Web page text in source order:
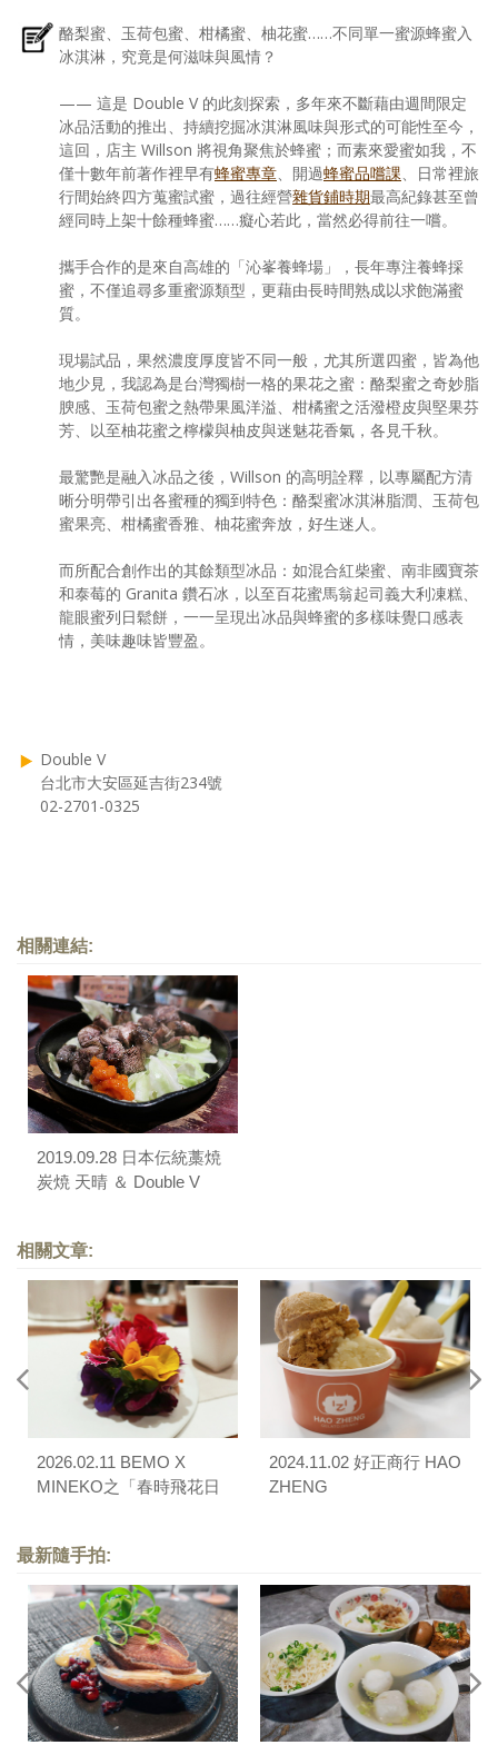
酪梨蜜、玉荷包蜜、柑橘蜜、柚花蜜……不同單一蜜源蜂蜜入
冰淇淋，究竟是何滋味與風情？
—— 這是 Double V 的此刻探索，多年來不斷藉由週間限定
冰品活動的推出、持續挖掘冰淇淋風味與形式的可能性至今，
這回，店主 Willson 將視角聚焦於蜂蜜；而素來愛蜜如我，不
僅十數年前著作裡早有蜂蜜專章、開過蜂蜜品嚐課、日常裡旅
行間始終四方蒐蜜試蜜，過往經營雜貨鋪時期最高紀錄甚至曾
經同時上架十餘種蜂蜜……癡心若此，當然必得前往一嚐。
攜手合作的是來自高雄的「沁峯養蜂場」，長年專注養蜂採
蜜，不僅追尋多重蜜源類型，更藉由長時間熟成以求飽滿蜜
質。
現場試品，果然濃度厚度皆不同一般，尤其所選四蜜，皆為他
地少見，我認為是台灣獨樹一格的果花之蜜：酪梨蜜之奇妙脂
腴感、玉荷包蜜之熱帶果風洋溢、柑橘蜜之活潑橙皮與堅果芬
芳、以至柚花蜜之檸檬與柚皮與迷魅花香氣，各見千秋。
最驚艷是融入冰品之後，Willson 的高明詮釋，以專屬配方清
晰分明帶引出各蜜種的獨到特色：酪梨蜜冰淇淋脂潤、玉荷包
蜜果亮、柑橘蜜香雅、柚花蜜奔放，好生迷人。
而所配合創作出的其餘類型冰品：如混合紅柴蜜、南非國寶茶
和泰莓的 Granita 鑽石冰，以至百花蜜馬翁起司義大利凍糕、
龍眼蜜列日鬆餅，一一呈現出冰品與蜂蜜的多樣味覺口感表
情，美味趣味皆豐盈。
Double V
台北市大安區延吉街234號
02-2701-0325
相關連結:
2019.09.28 日本伝統藁焼
炭焼 天晴 ＆ Double V
相關文章:
2026.02.11 BEMO X
MINEKO之「春時飛花日
2024.11.02 好正商行 HAO
ZHENG
最新隨手拍: